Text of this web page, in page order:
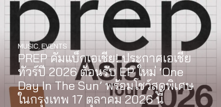
PREP คัมแบ็กเอเชีย! ประกาศเอเชีย
ทัวร์ปี 2026 ต้อนรับ EP ใหม่ ‘One
Day In The Sun’ พร้อมโชว์สุดพิเศษ
ในกรุงเทพ 17 ตุลาคม 2026 นี้
MUSIC EVENTS